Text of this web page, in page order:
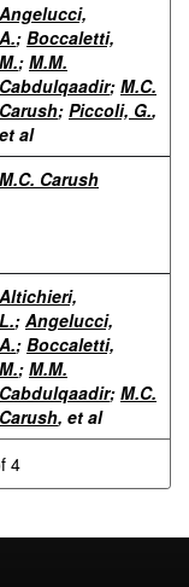
Angelucci,
A.; Boccaletti,
M.; M.M.
Cabdulqaadir; M.C.
Carush; Piccoli, G.,
et al
M.C. Carush
Altichieri,
L.; Angelucci,
A.; Boccaletti,
M.; M.M.
Cabdulqaadir; M.C.
Carush, et al
4